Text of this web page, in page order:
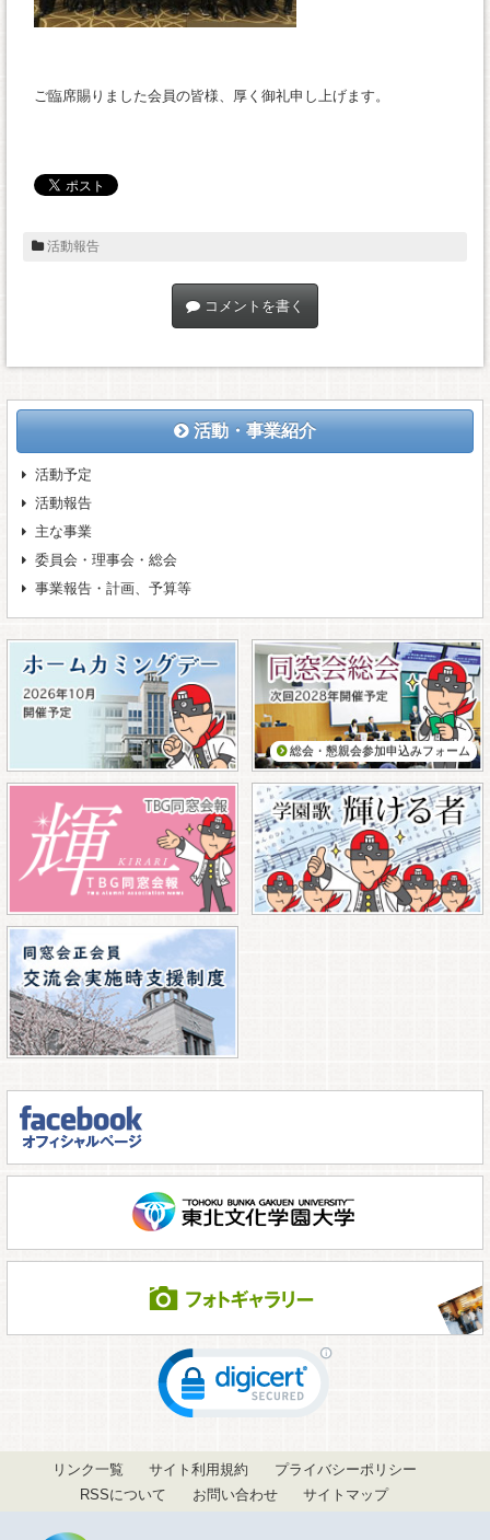
ご臨席賜りました会員の皆様、厚く御礼申し上げます。
活動報告
コメントを書く
活動・事業紹介
活動予定
活動報告
主な事業
委員会・理事会・総会
事業報告・計画、予算等
総会・懇親会参加申込みフォーム
リンク一覧 サイト利用規約
プライバシーポリシー
RSSについて
お問い合わせ サイトマップ